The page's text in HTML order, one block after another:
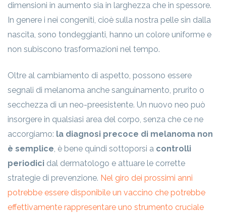
dimensioni in aumento sia in larghezza che in spessore.
In genere i nei congeniti, cioè sulla nostra pelle sin dalla
nascita, sono tondeggianti, hanno un colore uniforme e
non subiscono trasformazioni nel tempo.
Oltre al cambiamento di aspetto, possono essere
segnali di melanoma anche sanguinamento, prurito o
secchezza di un neo-preesistente. Un nuovo neo può
insorgere in qualsiasi area del corpo, senza che ce ne
accorgiamo: la diagnosi precoce di melanoma non
è semplice, è bene quindi sottoporsi a controlli
periodici dal dermatologo e attuare le corrette
strategie di prevenzione. Nel giro dei prossimi anni
potrebbe essere disponibile un vaccino che potrebbe
effettivamente rappresentare uno strumento cruciale